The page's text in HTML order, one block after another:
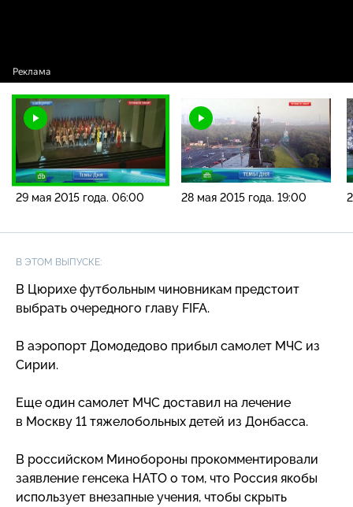
29 мая 2015 года. 06:00 28 мая 2015 года. 19:00
В ЭТОМ ВЫПУСКЕ:
В Цюрихе футбольным чиновникам предстоит
выбрать очередного главу FIFA.
В аэропорт Домодедово прибыл самолет МЧС из
Сирии.
Еще один самолет МЧС доставил на лечение
в Москву 11 тяжелобольных детей из Донбасса.
В российском Минобороны прокомментировали
заявление генсека НАТО о том, что Россия якобы
использует внезапные учения, чтобы скрыть